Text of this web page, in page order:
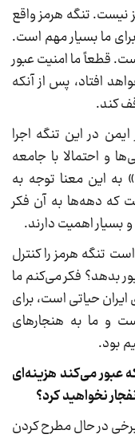
نیست. تنگه هرمز واقع
ما بسیار مهم است.
قطعاً ما امنیت عبور
افتاد، پس از آنکه
کند.
در این تنگه اجرا
و احتمالا با جامعه
به این معنا توجه به
که دهه‌ها به آن فکر
بسیار اهمیت دارند.
تنگه هرمز را کنترل
بدهد؟ فکر می‌کنم ما
حیاتی است، برای
و ما به هنجارهای
بود.
عبور می‌کند هزینه‌ای
نخواهید کرد؟
در حال مطرح کردن